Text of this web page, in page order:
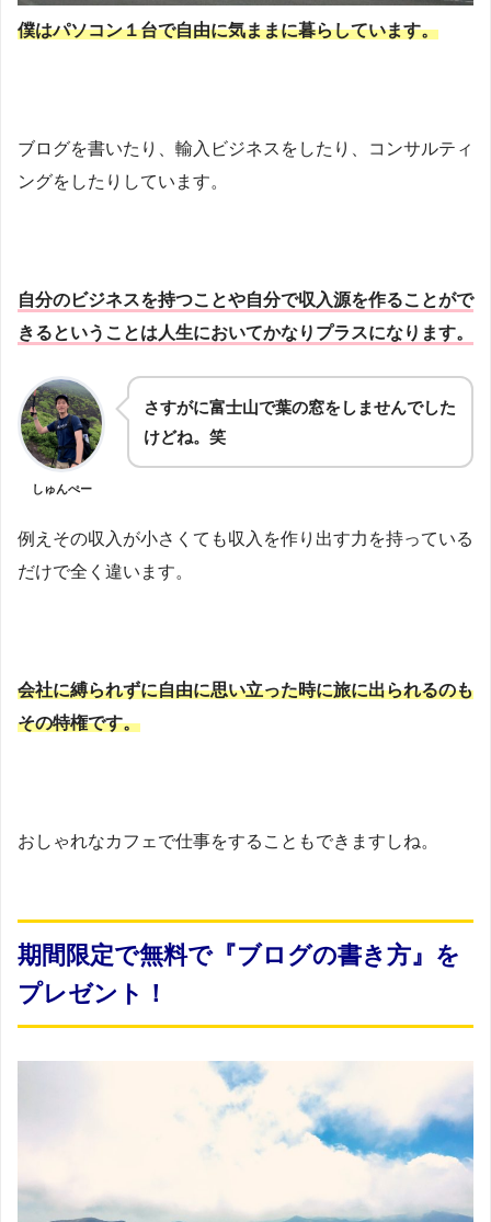
僕はパソコン１台で自由に気ままに暮らしています。
ブログを書いたり、輸入ビジネスをしたり、コンサルティ
ングをしたりしています。
自分のビジネスを持つことや自分で収入源を作ることがで
きるということは人生においてかなりプラスになります。
しゅんぺー
さすがに富士山で葉の窓をしませんでした
けどね。笑
例えその収入が小さくても収入を作り出す力を持っている
だけで全く違います。
会社に縛られずに自由に思い立った時に旅に出られるのも
その特権です。
おしゃれなカフェで仕事をすることもできますしね。
期間限定で無料で『ブログの書き方』を
プレゼント！